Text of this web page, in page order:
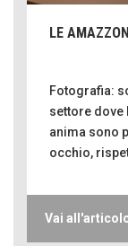
LE
Fotografia:
settore dove
anima sono
occhio,
Vai